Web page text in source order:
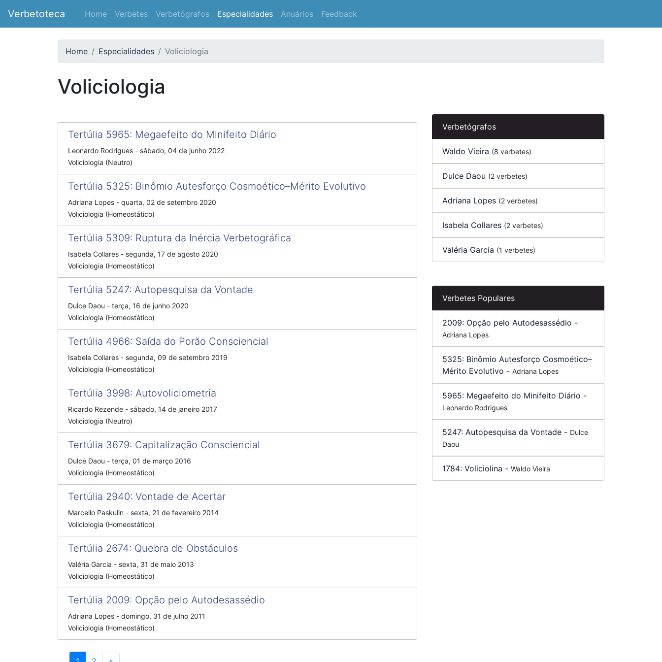
Verbetoteca Home Verbetes Verbetógrafos Especialidades Anuários Feedback
Home Especialidades Voliciologia
Voliciologia
Verbetógrafos
Waldo Vieira (8 verbetes)
Dulce Daou (2 verbetes)
Adriana Lopes (2 verbetes)
Isabela Collares (2 verbetes)
Valéria Garcia (1 verbetes)
Verbetes Populares
2009: Opção pelo Autodesassédio -
Adriana Lopes
5325: Binômio Autesforço Cosmoético–
Mérito Evolutivo - Adriana Lopes
5965: Megaefeito do Minifeito Diário -
Leonardo Rodrigues
5247: Autopesquisa da Vontade - Dulce
Daou
1784: Voliciolina - Waldo Vieira
Tertúlia 5965: Megaefeito do Minifeito Diário
Leonardo Rodrigues - sábado, 04 de junho 2022
Voliciologia (Neutro)
Tertúlia 5325: Binômio Autesforço Cosmoético–Mérito Evolutivo
Adriana Lopes - quarta, 02 de setembro 2020
Voliciologia (Homeostático)
Tertúlia 5309: Ruptura da Inércia Verbetográfica
Isabela Collares - segunda, 17 de agosto 2020
Voliciologia (Homeostático)
Tertúlia 5247: Autopesquisa da Vontade
Dulce Daou - terça, 16 de junho 2020
Voliciologia (Homeostático)
Tertúlia 4966: Saída do Porão Consciencial
Isabela Collares - segunda, 09 de setembro 2019
Voliciologia (Homeostático)
Tertúlia 3998: Autovoliciometria
Ricardo Rezende - sábado, 14 de janeiro 2017
Voliciologia (Neutro)
Tertúlia 3679: Capitalização Consciencial
Dulce Daou - terça, 01 de março 2016
Voliciologia (Homeostático)
Tertúlia 2940: Vontade de Acertar
Marcello Paskulin - sexta, 21 de fevereiro 2014
Voliciologia (Homeostático)
Tertúlia 2674: Quebra de Obstáculos
Valéria Garcia - sexta, 31 de maio 2013
Voliciologia (Homeostático)
Tertúlia 2009: Opção pelo Autodesassédio
Adriana Lopes - domingo, 31 de julho 2011
Voliciologia (Homeostático)